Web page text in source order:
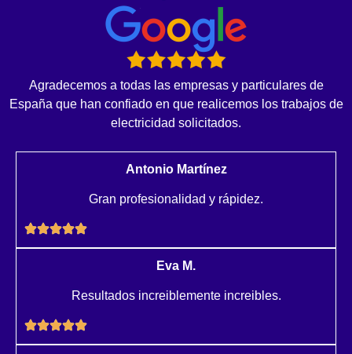
Agradecemos a todas las empresas y particulares de
España que han confiado en que realicemos los trabajos de
electricidad solicitados.
Antonio Martínez
Gran profesionalidad y rápidez.
Eva M.
Resultados increiblemente increibles.